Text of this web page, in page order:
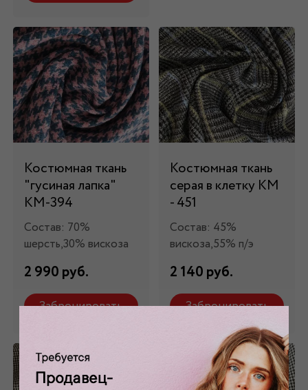
Костюмная ткань
"гусиная лапка"
КМ-394
Состав: 70%
шерсть,30% вискоза
2 990 руб.
Забронировать
Костюмная ткань
серая в клетку КМ
- 451
Состав: 45%
вискоза,55% п/э
2 140 руб.
Забронировать